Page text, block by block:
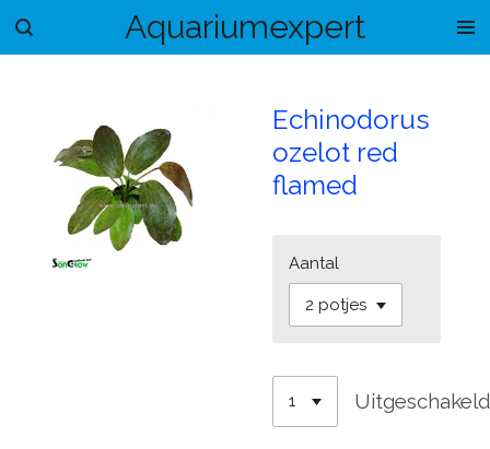
Ga
Aquariumexpert
Echinodorus
ozelot red
flamed
Aantal